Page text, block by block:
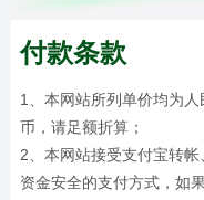
付款条款
1、本网站所列单价均为
币，请足额折算；
2、本网站接受支付宝转
资金安全的支付方式，如